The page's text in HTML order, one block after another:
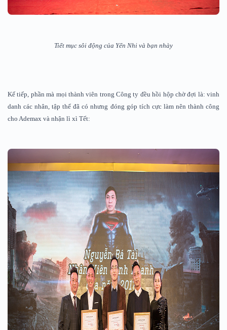
Tiết mục sôi động của Yến Nhi và bạn nhày
Kế tiếp, phần mà mọi thành viên trong Công ty đều hồi hộp chờ đợi là: vinh
danh các nhân, tập thể đã có nhưng đóng góp tích cực làm nên thành công
cho Ademax và nhận lì xì Tết: